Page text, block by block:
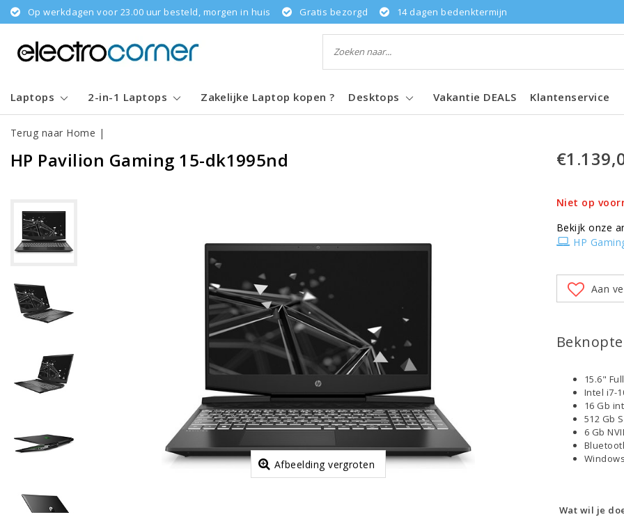
Op werkdagen voor 23.00 uur besteld, morgen in huis Gratis bezorgd 14 dagen bedenktermijn
Laptops 2-in-1 Laptops Zakelijke Laptop kopen ? Desktops Vakantie DEALS Klantenservice
Terug naar Home |
HP Pavilion Gaming 15-dk1995nd
Afbeelding vergroten
Niet op
Bekijk onze
HP
Aan
15.6"
Intel i7-
16 Gb
512 Gb
6 Gb
Wat wil je